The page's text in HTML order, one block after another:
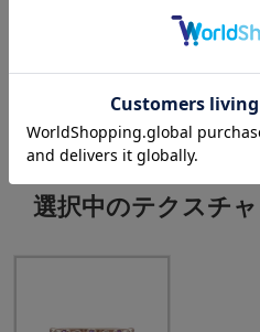
Amethyst:5pc ,
D:0.05ct
選択中のテクスチャ